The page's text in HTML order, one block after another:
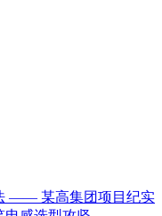
—— 某高集团项目纪实